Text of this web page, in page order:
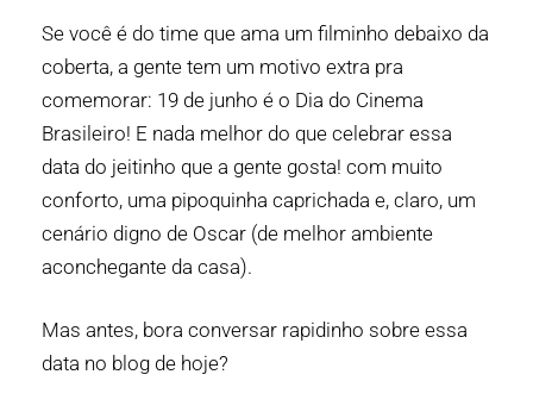
Se você é do time que ama um filminho debaixo da
coberta, a gente tem um motivo extra pra
comemorar: 19 de junho é o Dia do Cinema
Brasileiro! E nada melhor do que celebrar essa
data do jeitinho que a gente gosta! com muito
conforto, uma pipoquinha caprichada e, claro, um
cenário digno de Oscar (de melhor ambiente
aconchegante da casa).
Mas antes, bora conversar rapidinho sobre essa
data no blog de hoje?